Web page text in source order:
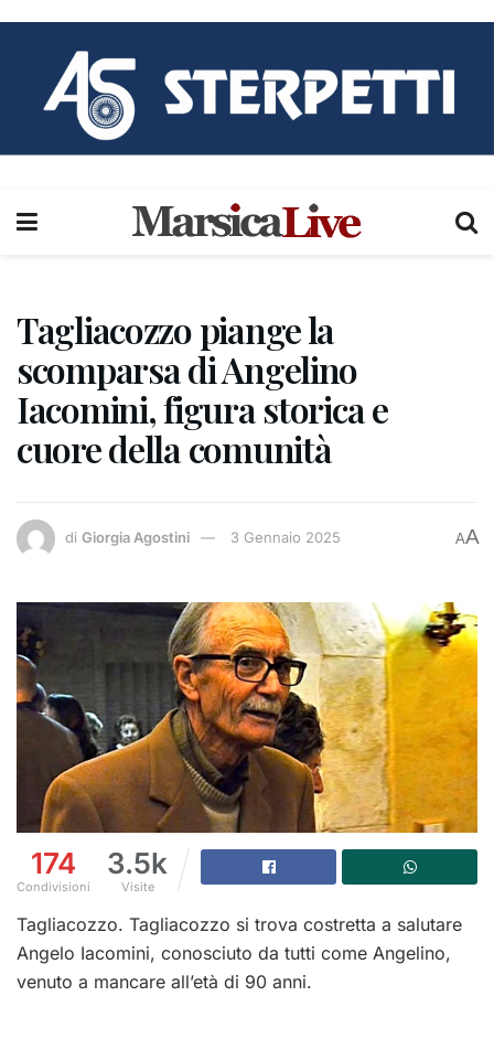
Tagliacozzo piange la
scomparsa di Angelino
Iacomini, figura storica e
cuore della comunità
di Giorgia Agostini 3 Gennaio 2025 AA
174
Condivisioni
3.5k
Visite
Tagliacozzo. Tagliacozzo si trova costretta a salutare
Angelo Iacomini, conosciuto da tutti come Angelino,
venuto a mancare all’età di 90 anni.